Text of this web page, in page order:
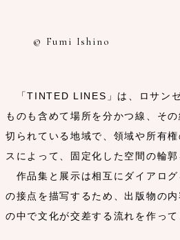
© Fumi Ishino
「TINTED LINES」は、ロサンゼ
ものも含めて場所を分かつ線、そ
切られている地域で、領域や所有
スによって、固定化した空間の輪郭
作品集と展示は相互にダイアログ
の接点を描写するため、出版物の
の中で文化が交差する流れを作っ